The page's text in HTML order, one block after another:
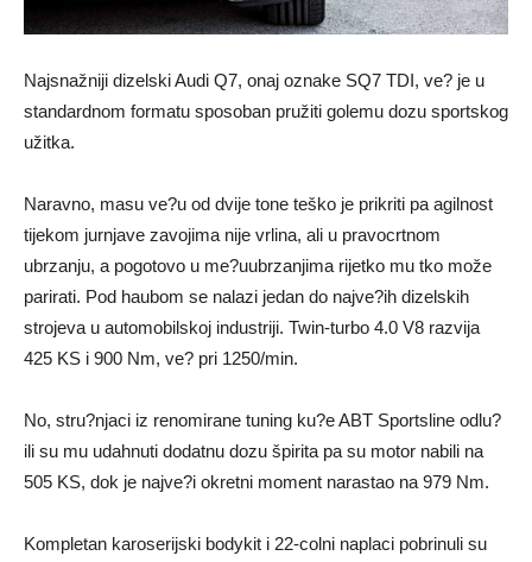
Najsnažniji dizelski Audi Q7, onaj oznake SQ7 TDI, ve? je u
standardnom formatu sposoban pružiti golemu dozu sportskog
užitka.
Naravno, masu ve?u od dvije tone teško je prikriti pa agilnost
tijekom jurnjave zavojima nije vrlina, ali u pravocrtnom
ubrzanju, a pogotovo u me?uubrzanjima rijetko mu tko može
parirati. Pod haubom se nalazi jedan do najve?ih dizelskih
strojeva u automobilskoj industriji. Twin-turbo 4.0 V8 razvija
425 KS i 900 Nm, ve? pri 1250/min.
No, stru?njaci iz renomirane tuning ku?e ABT Sportsline odlu?
ili su mu udahnuti dodatnu dozu špirita pa su motor nabili na
505 KS, dok je najve?i okretni moment narastao na 979 Nm.
Kompletan karoserijski bodykit i 22-colni naplaci pobrinuli su